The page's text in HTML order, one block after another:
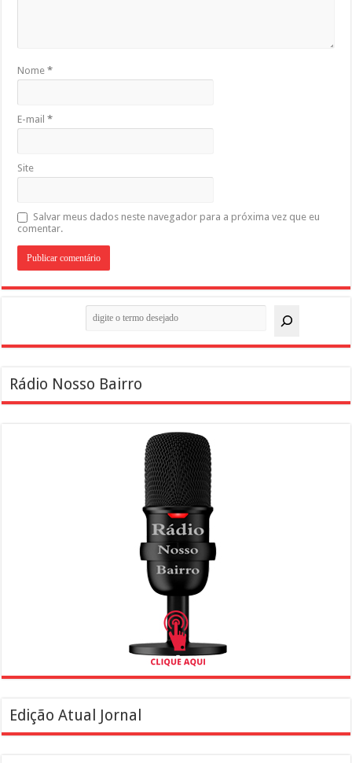
Nome*
E-mail*
Site
Salvar meus dados neste navegador para a próxima vez que eu
comentar.
Rádio Nosso Bairro
Edição Atual Jornal